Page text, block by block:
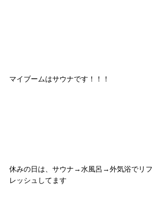
マイブームはサウナです！！！
休みの日は、サウナ→水風呂→外気浴でリフ
レッシュしてます